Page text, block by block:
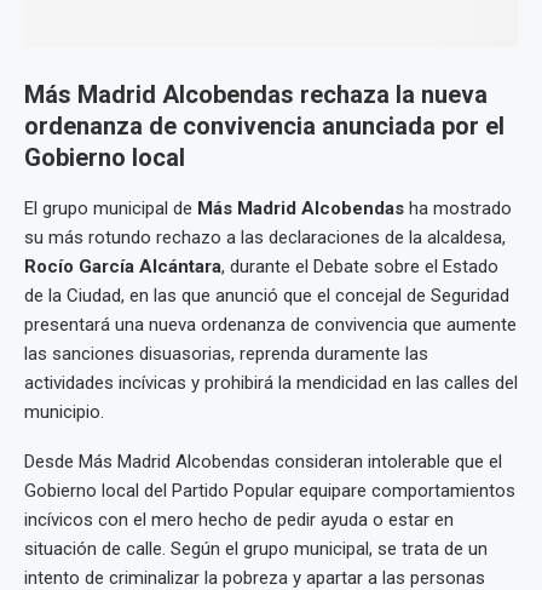
Más Madrid Alcobendas rechaza la nueva
ordenanza de convivencia anunciada por el
Gobierno local
El grupo municipal de Más Madrid Alcobendas ha mostrado
su más rotundo rechazo a las declaraciones de la alcaldesa,
Rocío García Alcántara, durante el Debate sobre el Estado
de la Ciudad, en las que anunció que el concejal de Seguridad
presentará una nueva ordenanza de convivencia que aumente
las sanciones disuasorias, reprenda duramente las
actividades incívicas y prohibirá la mendicidad en las calles del
municipio.
Desde Más Madrid Alcobendas consideran intolerable que el
Gobierno local del Partido Popular equipare comportamientos
incívicos con el mero hecho de pedir ayuda o estar en
situación de calle. Según el grupo municipal, se trata de un
intento de criminalizar la pobreza y apartar a las personas